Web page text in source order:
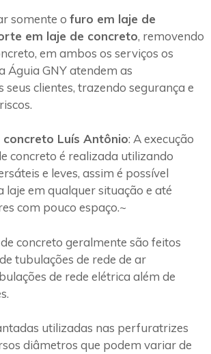
somente o furo em laje de
em laje de concreto, removendo
em ambos os serviços os
Águia GNY atendem as
seus clientes, trazendo segurança e
concreto Luís Antônio: A execução
concreto é realizada utilizando
e leves, assim é possível
laje em qualquer situação e até
com pouco espaço.~
concreto geralmente são feitos
tubulações de rede de ar
de rede elétrica além de
utilizadas nas perfuratrizes
diâmetros que podem variar de